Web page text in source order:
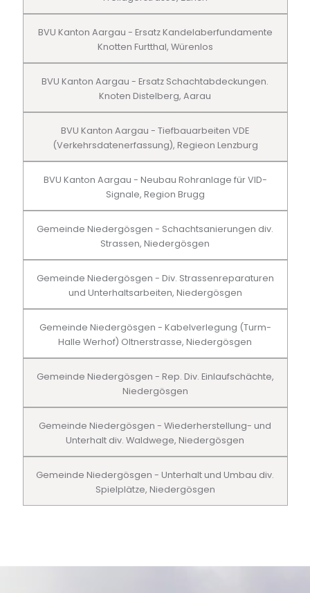
BVU Kanton Aargau - Ersatz Kandelaberfundamente
Knotten Furtthal, Würenlos
BVU Kanton Aargau - Ersatz Schachtabdeckungen.
Knoten Distelberg, Aarau
BVU Kanton Aargau - Tiefbauarbeiten VDE
(Verkehrsdatenerfassung), Regieon Lenzburg
BVU Kanton Aargau - Neubau Rohranlage für VID-
Signale, Region Brugg
Gemeinde Niedergösgen - Schachtsanierungen div.
Strassen, Niedergösgen
Gemeinde Niedergösgen - Div. Strassenreparaturen
und Unterhaltsarbeiten, Niedergösgen
Gemeinde Niedergösgen - Kabelverlegung (Turm-
Halle Werhof) Oltnerstrasse, Niedergösgen
Gemeinde Niedergösgen - Rep. Div. Einlaufschächte,
Niedergösgen
Gemeinde Niedergösgen - Wiederherstellung- und
Unterhalt div. Waldwege, Niedergösgen
Gemeinde Niedergösgen - Unterhalt und Umbau div.
Spielplätze, Niedergösgen